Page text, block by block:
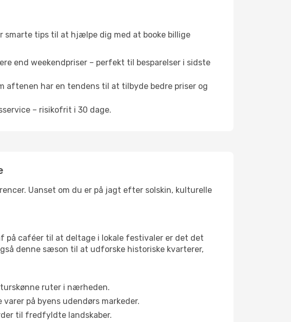
smarte tips til at hjælpe dig med at booke billige
end weekendpriser – perfekt til besparelser i sidste
aftenen har en tendens til at tilbyde bedre priser og
– risikofrit i 30 dage.
Uanset om du er på jagt efter solskin, kulturelle
på caféer til at deltage i lokale festivaler er det det
denne sæson til at udforske historiske kvarterer,
ruter i nærheden.
på byens udendørs markeder.
til fredfyldte landskaber.